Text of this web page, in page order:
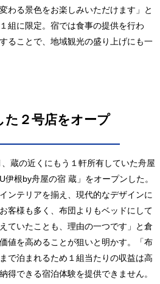
わる景色をお楽しみいただけます」と
組に限定。宿では食事の提供を行わ
ることで、地域観光の盛り上げにも一
た２号店をオープ
蔵の近くにもう１軒所有していた舟屋
伊根by舟屋の宿 蔵」をオープンした。
ンテリアを揃え、現代的なデザインに
客様も多く、布団よりもベッドにして
ていたことも、理由の一つです」と倉
値を高めることが狙いと明かす。「布
で泊まれるため１組当たりの収益は高
得できる宿泊体験を提供できません。